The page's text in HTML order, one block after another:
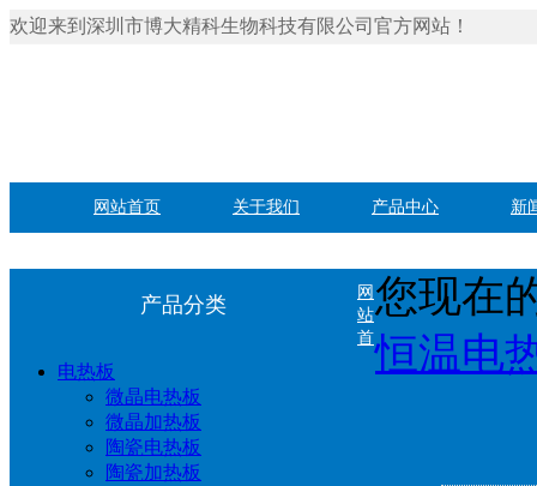
欢迎来到深圳市博大精科生物科技有限公司官方网站！
网站首页 关于我们 产品中心 新
产品分类
电热板
微晶电热板
微晶加热板
陶瓷电热板
陶瓷加热板
您现在
恒温电
网
站
首